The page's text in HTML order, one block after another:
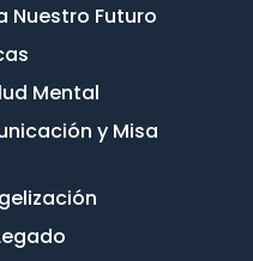
Nuestro Futuro
Mental
y Misa